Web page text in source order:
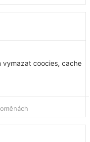
vymazat coocies, cache